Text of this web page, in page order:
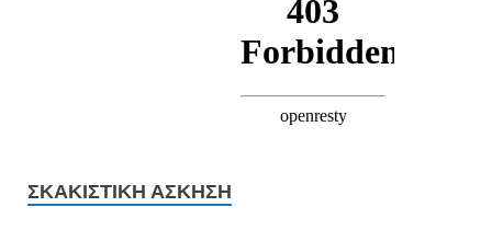
ΣΚΑΚΙΣΤΙΚΉ ΆΣΚΗΣΗ